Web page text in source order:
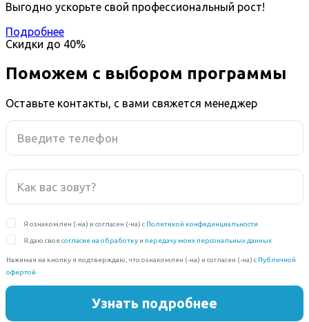
Выгодно ускорьте свой профессиональный рост!
Подробнее
Скидки до 40%
Поможем с выбором программы
Оставьте контакты, с вами свяжется менеджер